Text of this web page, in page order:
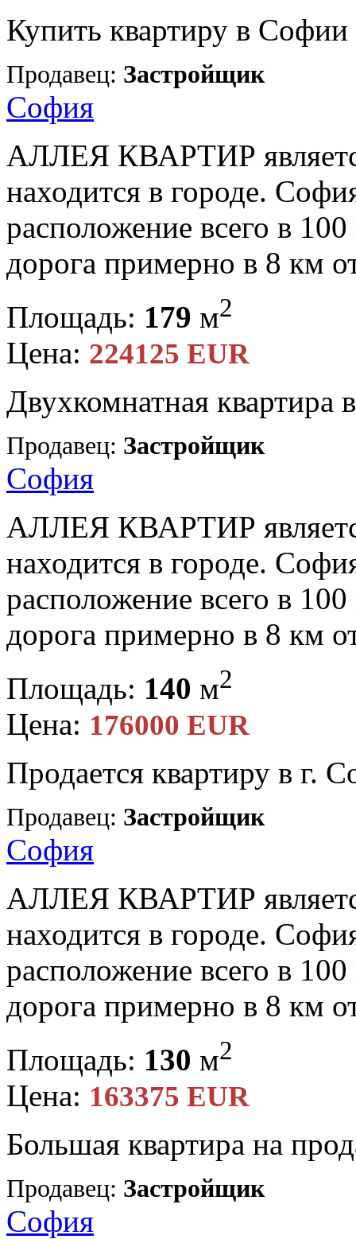
Купить квартиру в Софии
Продавец: Застройщик
София
АЛЛЕЯ КВАРТИР
находится в городе.
расположение всего в
дорога примерно в 8 км
Площадь: 179 м2
Цена: 224125 EUR
Двухкомнатная квартира
Продавец: Застройщик
София
АЛЛЕЯ КВАРТИР
находится в городе.
расположение всего в
дорога примерно в 8 км
Площадь: 140 м2
Цена: 176000 EUR
Продается квартиру в г.
Продавец: Застройщик
София
АЛЛЕЯ КВАРТИР
находится в городе.
расположение всего в
дорога примерно в 8 км
Площадь: 130 м2
Цена: 163375 EUR
Большая квартира на
Продавец: Застройщик
София